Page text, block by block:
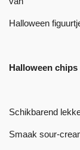
Halloween
Halloween chips
Schikbarend
Smaak sour-